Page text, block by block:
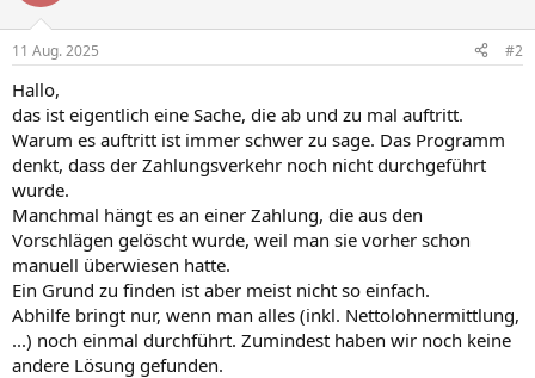
11 Aug. 2025 #2
Hallo,
das ist eigentlich eine Sache, die ab und zu mal auftritt.
Warum es auftritt ist immer schwer zu sage. Das Programm
denkt, dass der Zahlungsverkehr noch nicht durchgeführt
wurde.
Manchmal hängt es an einer Zahlung, die aus den
Vorschlägen gelöscht wurde, weil man sie vorher schon
manuell überwiesen hatte.
Ein Grund zu finden ist aber meist nicht so einfach.
Abhilfe bringt nur, wenn man alles (inkl. Nettolohnermittlung,
...) noch einmal durchführt. Zumindest haben wir noch keine
andere Lösung gefunden.